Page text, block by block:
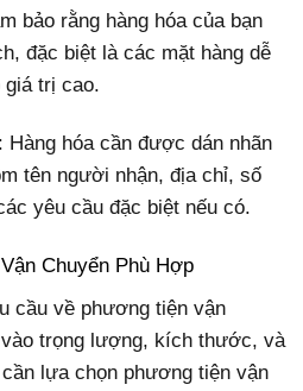
bảo rằng hàng hóa của bạn
đặc biệt là các mặt hàng dễ
trị cao.
Hàng hóa cần được dán nhãn
tên người nhận, địa chỉ, số
yêu cầu đặc biệt nếu có.
Chuyển Phù Hợp
cầu về phương tiện vận
trọng lượng, kích thước, và
lựa chọn phương tiện vận